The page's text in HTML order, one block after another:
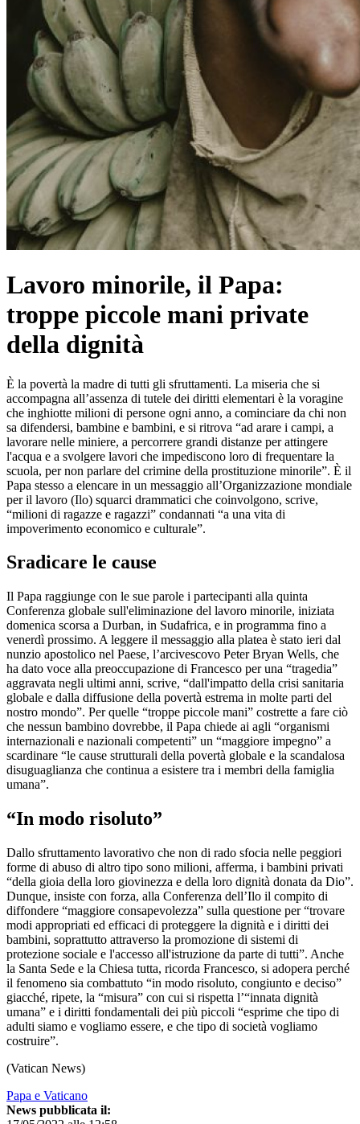
Lavoro minorile, il Papa:
troppe piccole mani private
della dignità
È la povertà la madre di tutti gli sfruttamenti. La miseria che si
accompagna all’assenza di tutele dei diritti elementari è la voragine
che inghiotte milioni di persone ogni anno, a cominciare da chi non
sa difendersi, bambine e bambini, e si ritrova “ad arare i campi, a
lavorare nelle miniere, a percorrere grandi distanze per attingere
l'acqua e a svolgere lavori che impediscono loro di frequentare la
scuola, per non parlare del crimine della prostituzione minorile”. È il
Papa stesso a elencare in un messaggio all’Organizzazione mondiale
per il lavoro (Ilo) squarci drammatici che coinvolgono, scrive,
“milioni di ragazze e ragazzi” condannati “a una vita di
impoverimento economico e culturale”.
Sradicare le cause
Il Papa raggiunge con le sue parole i partecipanti alla quinta
Conferenza globale sull'eliminazione del lavoro minorile, iniziata
domenica scorsa a Durban, in Sudafrica, e in programma fino a
venerdì prossimo. A leggere il messaggio alla platea è stato ieri dal
nunzio apostolico nel Paese, l’arcivescovo Peter Bryan Wells, che
ha dato voce alla preoccupazione di Francesco per una “tragedia”
aggravata negli ultimi anni, scrive, “dall'impatto della crisi sanitaria
globale e dalla diffusione della povertà estrema in molte parti del
nostro mondo”. Per quelle “troppe piccole mani” costrette a fare ciò
che nessun bambino dovrebbe, il Papa chiede ai agli “organismi
internazionali e nazionali competenti” un “maggiore impegno” a
scardinare “le cause strutturali della povertà globale e la scandalosa
disuguaglianza che continua a esistere tra i membri della famiglia
umana”.
“In modo risoluto”
Dallo sfruttamento lavorativo che non di rado sfocia nelle peggiori
forme di abuso di altro tipo sono milioni, afferma, i bambini privati
“della gioia della loro giovinezza e della loro dignità donata da Dio”.
Dunque, insiste con forza, alla Conferenza dell’Ilo il compito di
diffondere “maggiore consapevolezza” sulla questione per “trovare
modi appropriati ed efficaci di proteggere la dignità e i diritti dei
bambini, soprattutto attraverso la promozione di sistemi di
protezione sociale e l'accesso all'istruzione da parte di tutti”. Anche
la Santa Sede e la Chiesa tutta, ricorda Francesco, si adopera perché
il fenomeno sia combattuto “in modo risoluto, congiunto e deciso”
giacché, ripete, la “misura” con cui si rispetta l’“innata dignità
umana” e i diritti fondamentali dei più piccoli “esprime che tipo di
adulti siamo e vogliamo essere, e che tipo di società vogliamo
costruire”.
(Vatican News)
Papa e Vaticano
News pubblicata il: